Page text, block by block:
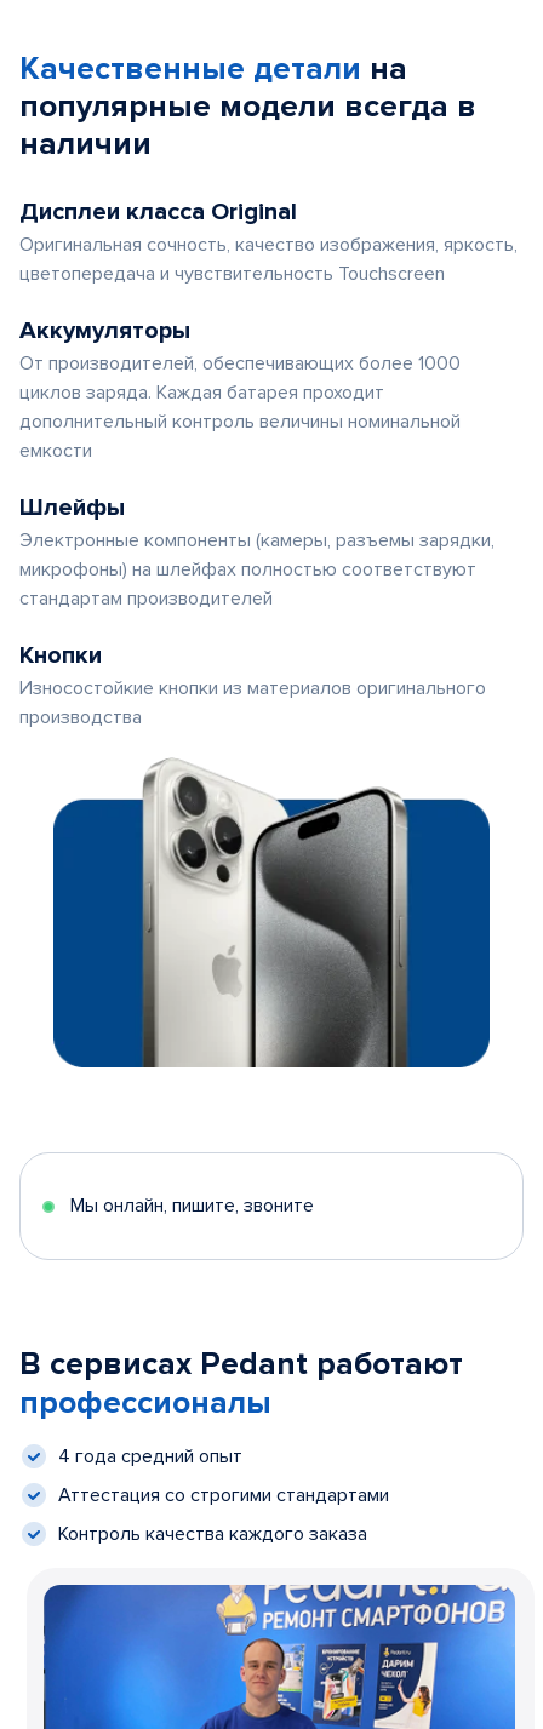
Качественные детали на
популярные модели всегда в
наличии
Дисплеи класса Original
Оригинальная сочность, качество изображения, яркость,
цветопередача и чувствительность Touchscreen
Аккумуляторы
От производителей, обеспечивающих более 1000
циклов заряда. Каждая батарея проходит
дополнительный контроль величины номинальной
емкости
Шлейфы
Электронные компоненты (камеры, разъемы зарядки,
микрофоны) на шлейфах полностью соответствуют
стандартам производителей
Кнопки
Износостойкие кнопки из материалов оригинального
производства
Мы онлайн, пишите, звоните
В сервисах Pedant работают
профессионалы
4 года средний опыт
Аттестация со строгими стандартами
Контроль качества каждого заказа